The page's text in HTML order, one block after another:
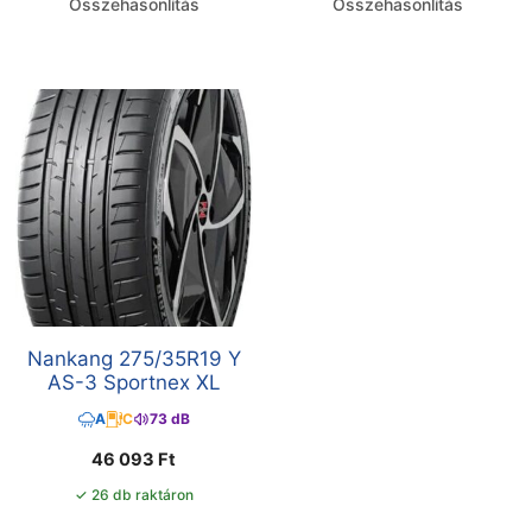
Összehasonlítás Összehasonlítás
Nankang 275/35R19 Y
AS-3 Sportnex XL
A C 73 dB
46 093 Ft
✓ 26 db raktáron